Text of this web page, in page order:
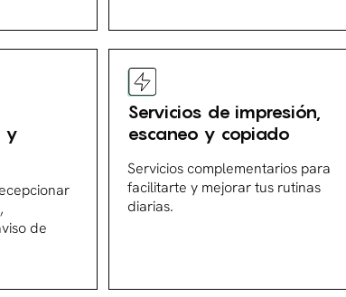
y
de
Servicios de impresión,
escaneo y copiado
Servicios complementarios para
facilitarte y mejorar tus rutinas
diarias.